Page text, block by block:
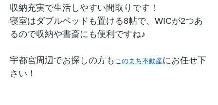
収納充実で生活しやすい間取りです！
寝室はダブルベッドも置ける8帖で、WICが2つあ
るので収納や書斎にも便利ですね♪
宇都宮周辺でお探しの方も このまち不動産にお任せ下
さい！